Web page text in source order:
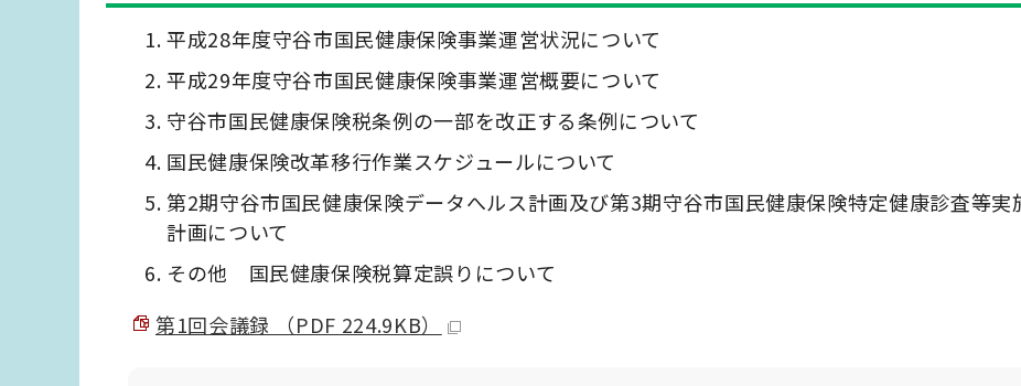
平成28年度守谷市国民健康保険事業運営状況について
平成29年度守谷市国民健康保険事業運営概要について
守谷市国民健康保険税条例の一部を改正する条例について
国民健康保険改革移行作業スケジュールについて
第2期守谷市国民健康保険データへルス計画及び第3期守谷市国民健康保険特定健康診査等実
計画について
その他 国民健康保険税算定誤りについて
第1回会議録 （PDF 224.9KB）